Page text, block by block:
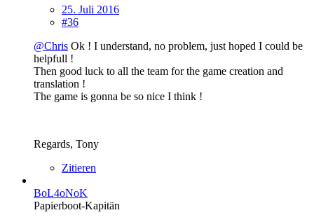
25. Juli 2016
#36
@Chris Ok ! I understand, no problem, just hoped I could be
helpfull !
Then good luck to all the team for the game creation and
translation !
The game is gonna be so nice I think !
Regards, Tony
Zitieren
BoL4oNoK
Papierboot-Kapitän